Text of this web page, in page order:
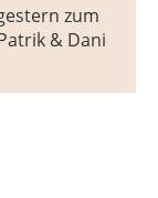
zum
& Dani